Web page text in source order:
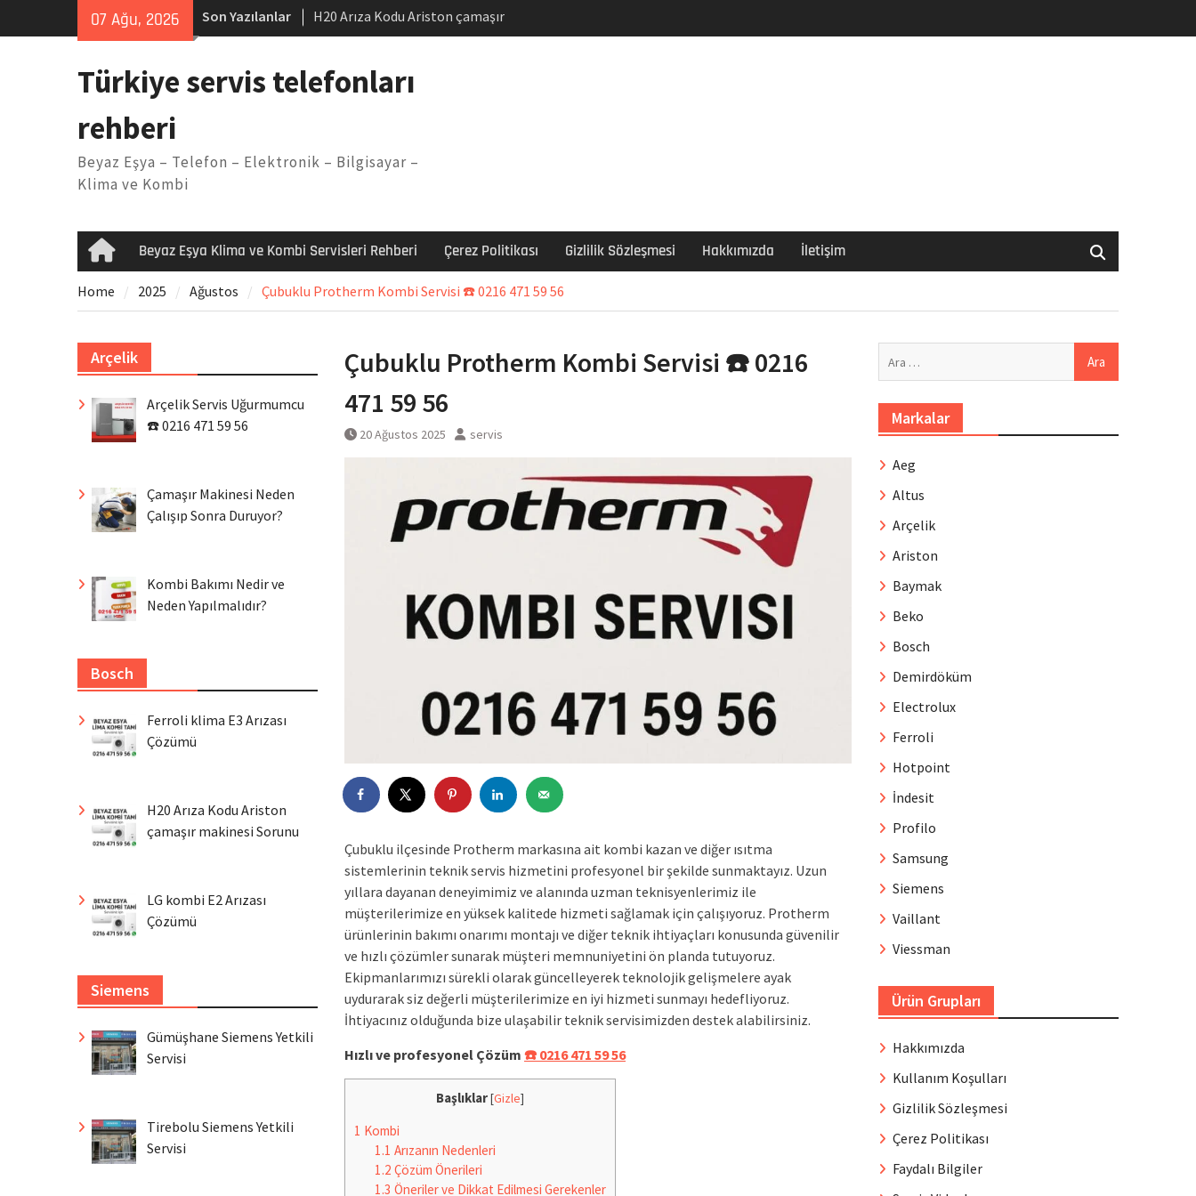
07 Ağu, 2026 Son Yazılanlar
H20 Arıza Kodu Ariston çamaşır
makinesi Sorunu
Arçelik buzdolabı F5 Hatası Çözüm
Ferroli klima E3 Arızası Çözümü
Türkiye servis telefonları
rehberi
Beyaz Eşya – Telefon – Elektronik – Bilgisayar –
Klima ve Kombi
HomeBeyaz Eşya Klima ve Kombi Servisleri Rehberi Çerez Politikası Gizlilik Sözleşmesi Hakkımızda İletişim
Home 2025 Ağustos Çubuklu Protherm Kombi Servisi ☎️ 0216 471 59 56
Çubuklu Protherm Kombi Servisi ☎️ 0216
471 59 56
20 Ağustos 2025 servis
Çubuklu ilçesinde Protherm markasına ait kombi kazan ve diğer ısıtma
sistemlerinin teknik servis hizmetini profesyonel bir şekilde sunmaktayız. Uzun
yıllara dayanan deneyimimiz ve alanında uzman teknisyenlerimiz ile
müşterilerimize en yüksek kalitede hizmeti sağlamak için çalışıyoruz. Protherm
ürünlerinin bakımı onarımı montajı ve diğer teknik ihtiyaçları konusunda güvenilir
ve hızlı çözümler sunarak müşteri memnuniyetini ön planda tutuyoruz.
Ekipmanlarımızı sürekli olarak güncelleyerek teknolojik gelişmelere ayak
uydurarak siz değerli müşterilerimize en iyi hizmeti sunmayı hedefliyoruz.
İhtiyacınız olduğunda bize ulaşabilir teknik servisimizden destek alabilirsiniz.
Hızlı ve profesyonel Çözüm ☎️ 0216 471 59 56
Başlıklar[Gizle]
1 Kombi
1.1 Arızanın Nedenleri
1.2 Çözüm Önerileri
1.3 Öneriler ve Dikkat Edilmesi Gerekenler
Markalar
Aeg
Altus
Arçelik
Ariston
Baymak
Beko
Bosch
Demirdöküm
Electrolux
Ferroli
Hotpoint
İndesit
Profilo
Samsung
Siemens
Vaillant
Viessman
Ürün Grupları
Hakkımızda
Kullanım Koşulları
Gizlilik Sözleşmesi
Çerez Politikası
Faydalı Bilgiler
Arçelik
Arçelik Servis Uğurmumcu
☎️ 0216 471 59 56
Çamaşır Makinesi Neden
Çalışıp Sonra Duruyor?
Kombi Bakımı Nedir ve
Neden Yapılmalıdır?
Bosch
Ferroli klima E3 Arızası
Çözümü
H20 Arıza Kodu Ariston
çamaşır makinesi Sorunu
LG kombi E2 Arızası
Çözümü
Siemens
Gümüşhane Siemens Yetkili
Servisi
Tirebolu Siemens Yetkili
Servisi